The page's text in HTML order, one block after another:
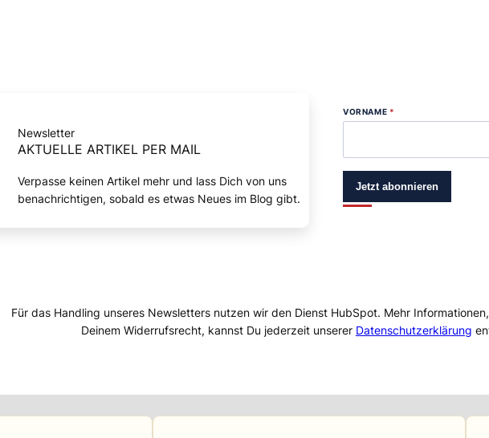
Newsletter
AKTUELLE ARTIKEL PER MAIL
Verpasse keinen Artikel mehr und lass Dich von uns
benachrichtigen, sobald es etwas Neues im Blog gibt.
VORNAME *
Jetzt abonnieren
Für das Handling unseres Newsletters nutzen wir den Dienst HubSpot. Mehr
Deinem Widerrufsrecht, kannst Du jederzeit unserer Datenschutzerklärung